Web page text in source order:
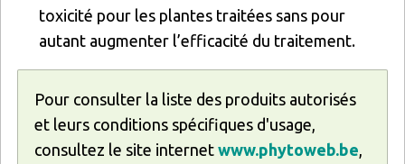
toxicité pour les plantes traitées sans pour
autant augmenter l’efficacité du traitement.
Pour consulter la liste des produits autorisés
et leurs conditions spécifiques d'usage,
consultez le site internet www.phytoweb.be